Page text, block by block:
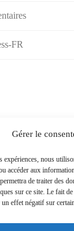
Gérer le
nous
accéder aux
de traiter des
sur ce site. Le fait
effet négatif sur
FR